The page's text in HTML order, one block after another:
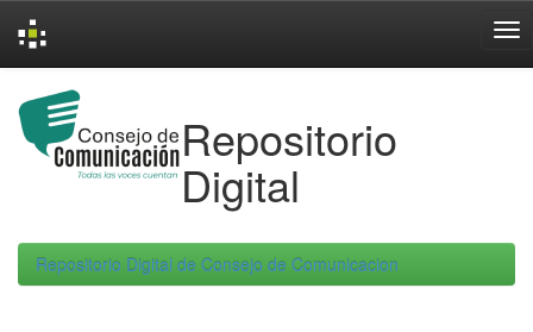
navigation
Repositorio
Digital
Repositorio Digital de Consejo de Comunicacion